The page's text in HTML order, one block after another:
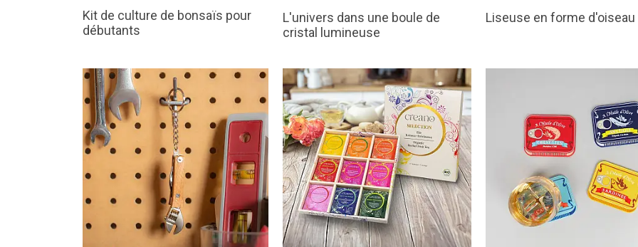
Kit de culture de bonsaïs pour
débutants
L'univers dans une boule de
cristal lumineuse
Liseuse en forme d'oiseau